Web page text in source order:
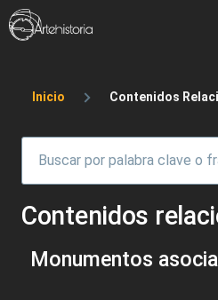
Pasar al contenido principal
Sobrescribir
Inicio Contenidos
Contenidos
Monumentos